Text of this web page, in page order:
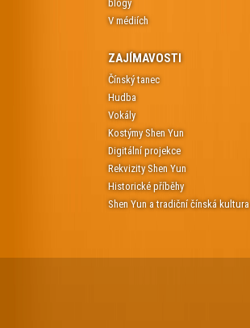
blogy
V médiích
ZAJÍMAVOSTI
Čínský tanec
Hudba
Vokály
Kostýmy Shen Yun
Digitální projekce
Rekvizity Shen Yun
Historické příběhy
Shen Yun a tradiční čínská kultura